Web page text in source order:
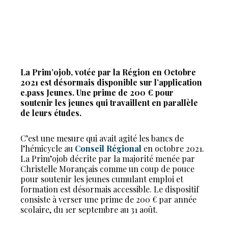
La Prim’ojob, votée par la Région en Octobre
2021 est désormais disponible sur l’application
e.pass Jeunes. Une prime de 200 € pour
soutenir les jeunes qui travaillent en parallèle
de leurs études.
C’est une mesure qui avait agité les bancs de
l’hémicycle au Conseil Régional en octobre 2021.
La Prim’ojob décrite par la majorité menée par
Christelle Morançais comme un coup de pouce
pour soutenir les jeunes cumulant emploi et
formation est désormais accessible. Le dispositif
consiste à verser une prime de 200 € par année
scolaire, du 1er septembre au 31 août.